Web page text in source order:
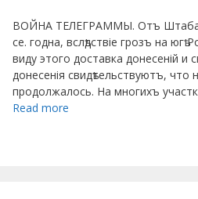
ВОЙНА ТЕЛЕГРАММЫ. Отъ Штаба
се. годна, вслѣдствіе грозъ на
виду этого доставка донесеній и
донесенія свидѣтельствуютъ,
продолжалось. На многихъ
Read more